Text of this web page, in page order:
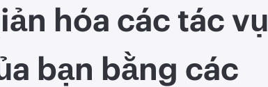
hóa các tác vụ
bạn bằng các